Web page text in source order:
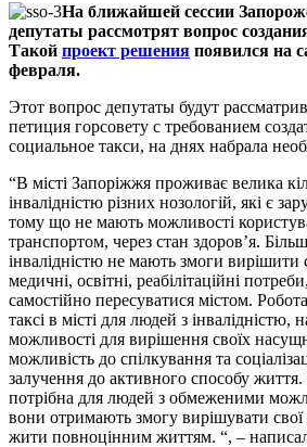
На ближайшей сессии
депутаты рассмотрят вопрос
Такой проект решения появился на
февраля.
Этот вопрос депутаты будут
петиция горсовету с требованием
социальное такси, на днях набрала
“В місті Запоріжжя проживає велика
інвалідністю різних нозологій, які є
тому що не мають можливості
транспортом, через стан здоров’я.
інвалідністю не мають змоги вирішити
медичні, освітні, реабілітаційні
самостійно пересуватися містом.
таксі в місті для людей з інвалідністю,
можливості для вирішення своїх
можливість до спілкування та
залучення до активного способу
потрібна для людей з обмеженими
вони отримають змогу вирішувати
жити повноцінним життям. “, –